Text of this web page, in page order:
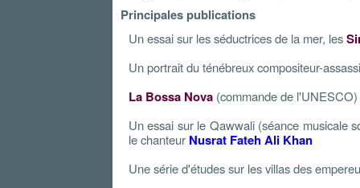
Principales publications
Un essai sur les séductrices de la mer, les
Un portrait du ténébreux compositeur-
La Bossa Nova (commande de l'UNESCO)
Un essai sur le Qawwali (séance musicale
le chanteur Nusrat Fateh Ali Khan
Une série d'études sur les villas des